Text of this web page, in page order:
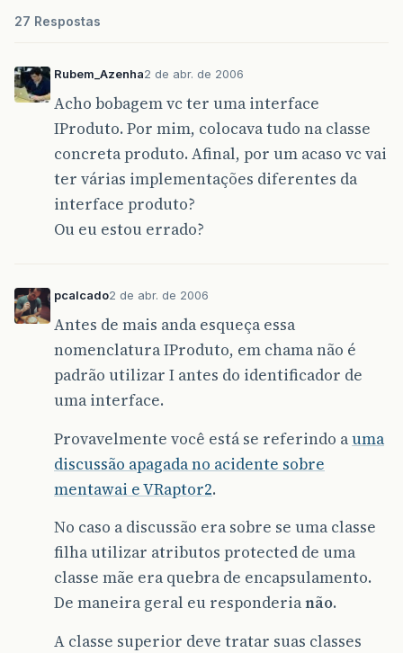
27 Respostas
Rubem_Azenha2 de abr. de 2006
Acho bobagem vc ter uma interface
IProduto. Por mim, colocava tudo na classe
concreta produto. Afinal, por um acaso vc vai
ter várias implementações diferentes da
interface produto?
Ou eu estou errado?
pcalcado2 de abr. de 2006
Antes de mais anda esqueça essa
nomenclatura IProduto, em chama não é
padrão utilizar I antes do identificador de
uma interface.
Provavelmente você está se referindo auma
discussão apagada no acidente sobre
mentawai e VRaptor2.
No caso a discussão era sobre se uma classe
filha utilizar atributos protected de uma
classe mãe era quebra de encapsulamento.
De maneira geral eu responderianão.
A classe superior deve tratar suas classes